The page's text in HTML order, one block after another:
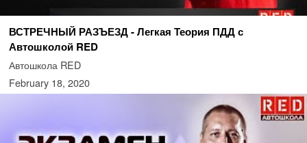
ВСТРЕЧНЫЙ РАЗЪЕЗД - Легкая Теория ПДД с
Автошколой RED
Автошкола RED
February 18, 2020